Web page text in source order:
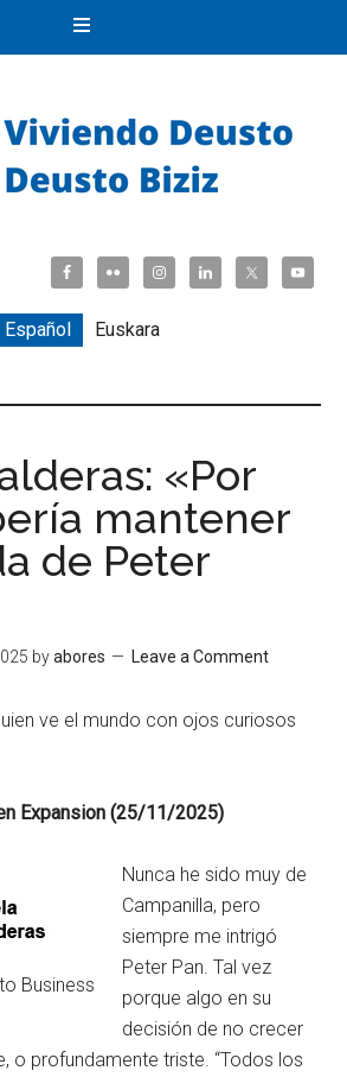
Español Euskara
«Por
mantener
de Peter
byabores Leave a Comment
ve el mundo con ojos curiosos
Expansion (25/11/2025)
Business
Nunca he sido muy de
Campanilla, pero
siempre me intrigó
Peter Pan. Tal vez
porque algo en su
decisión de no crecer
o profundamente triste. “Todos los